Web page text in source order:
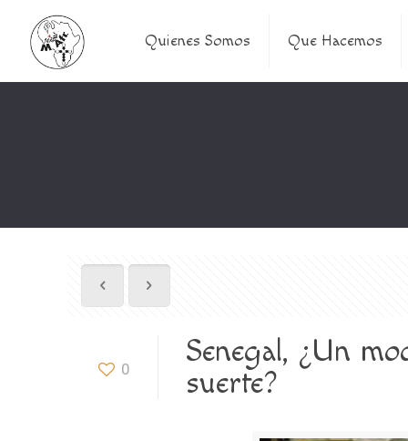
Quienes Somos Que Hacemos
0
Senegal, ¿Un
suerte?